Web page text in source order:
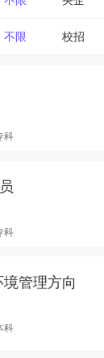
不限 校招
科
科
管理方向
科